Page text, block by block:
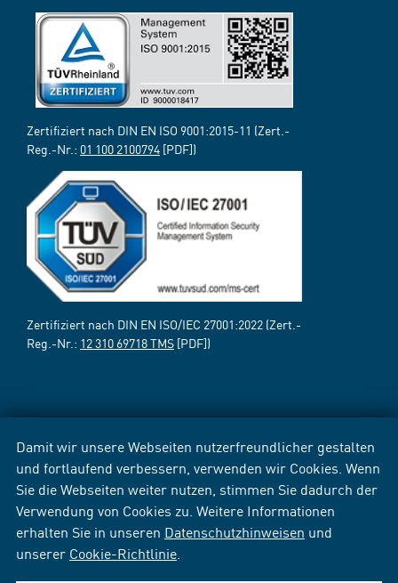
Damit wir unsere Webseiten nutzerfreundlicher gestalten
und fortlaufend verbessern, verwenden wir Cookies. Wenn
Sie die Webseiten weiter nutzen, stimmen Sie dadurch der
Verwendung von Cookies zu. Weitere Informationen
erhalten Sie in unseren Datenschutzhinweisen und
unserer Cookie-Richtlinie
Zertifiziert nach DIN EN ISO 9001:2015-11 (Zert.-
Reg.-Nr.: 01 100 2100794 [PDF])
Zertifiziert nach DIN EN ISO/IEC 27001:2022 (Zert.-
Reg.-Nr.: 12 310 69718 TMS [PDF])